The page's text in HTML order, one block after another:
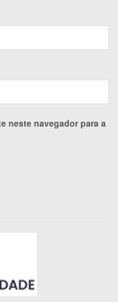
neste navegador para a